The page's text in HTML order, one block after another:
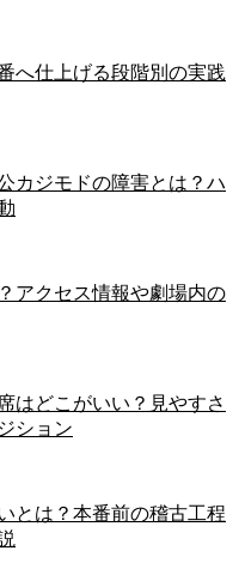
へ仕上げる段階別の実践
カジモドの障害とは？ハ
アクセス情報や劇場内の
はどこがいい？見やすさ
ション
とは？本番前の稽古工程